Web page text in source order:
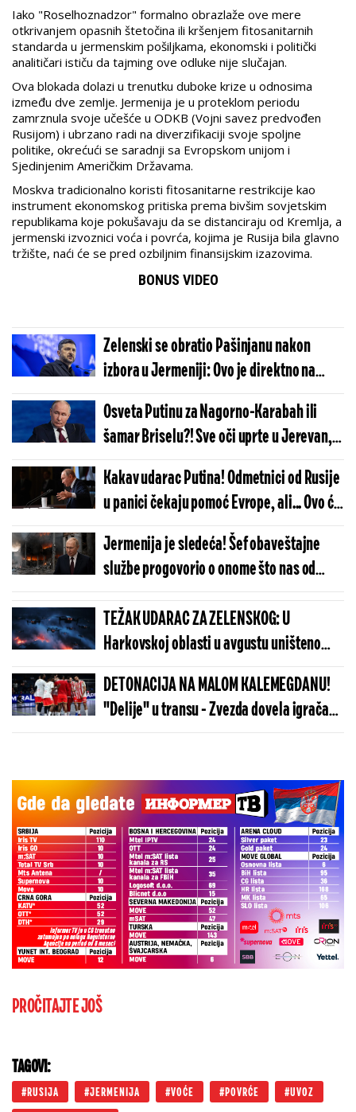
Iako "Roselhoznadzor" formalno obrazlaže ove mere
otkrivanjem opasnih štetočina ili kršenjem fitosanitarnih
standarda u jermenskim pošiljkama, ekonomski i politički
analitičari ističu da tajming ove odluke nije slučajan.
Ova blokada dolazi u trenutku duboke krize u odnosima
između dve zemlje. Jermenija je u proteklom periodu
zamrznula svoje učešće u ODKB (Vojni savez predvođen
Rusijom) i ubrzano radi na diverzifikaciji svoje spoljne
politike, okrećući se saradnji sa Evropskom unijom i
Sjedinjenim Američkim Državama.
Moskva tradicionalno koristi fitosanitarne restrikcije kao
instrument ekonomskog pritiska prema bivšim sovjetskim
republikama koje pokušavaju da se distanciraju od Kremlja, a
jermenski izvoznici voća i povrća, kojima je Rusija bila glavno
tržište, naći će se pred ozbiljnim finansijskim izazovima.
BONUS VIDEO
Zelenski se obratio Pašinjanu nakon
izbora u Jermeniji: Ovo je direktno na
Putinovu adresu!
Osveta Putinu za Nagorno-Karabah ili
šamar Briselu?! Sve oči uprte u Jerevan,
čekaju se rezultati istorijskih izbora!
Kakav udarac Putina! Odmetnici od Rusije
u panici čekaju pomoć Evrope, ali... Ovo će
biti brutalno uzemljenje
Jermenija je sledeća! Šef obaveštajne
službe progovorio o onome što nas od
Putina čeka: Svet zanemeo od straha
TEŽAK UDARAC ZA ZELENSKOG: U
Harkovskoj oblasti u avgustu uništeno
više od 100 „baba jaga“
DETONACIJA NA MALOM KALEMEGDANU!
"Delije" u transu - Zvezda dovela igrača
Real Madrida!
PROČITAJTE JOŠ
TAGOVI:
RUSIJA JERMENIJA VOĆE POVRĆE UVOZ